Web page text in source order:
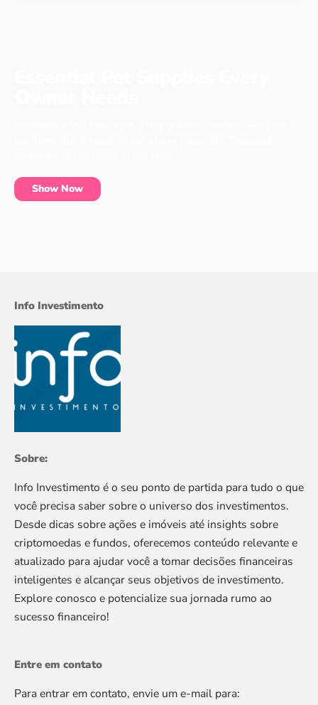
Show Now
Info Investimento
Sobre:
Info Investimento é o seu ponto de partida para tudo o que
você precisa saber sobre o universo dos investimentos.
Desde dicas sobre ações e imóveis até insights sobre
criptomoedas e fundos, oferecemos conteúdo relevante e
atualizado para ajudar você a tomar decisões financeiras
inteligentes e alcançar seus objetivos de investimento.
Explore conosco e potencialize sua jornada rumo ao
sucesso financeiro!
Entre em contato
Para entrar em contato, envie um e-mail para: